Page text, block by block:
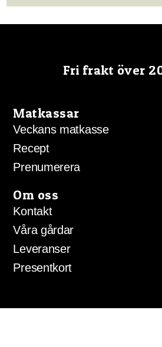
Fri frakt över
Matkassar
Veckans matkasse
Recept
Prenumerera
Om oss
Kontakt
Våra gårdar
Leveranser
Presentkort